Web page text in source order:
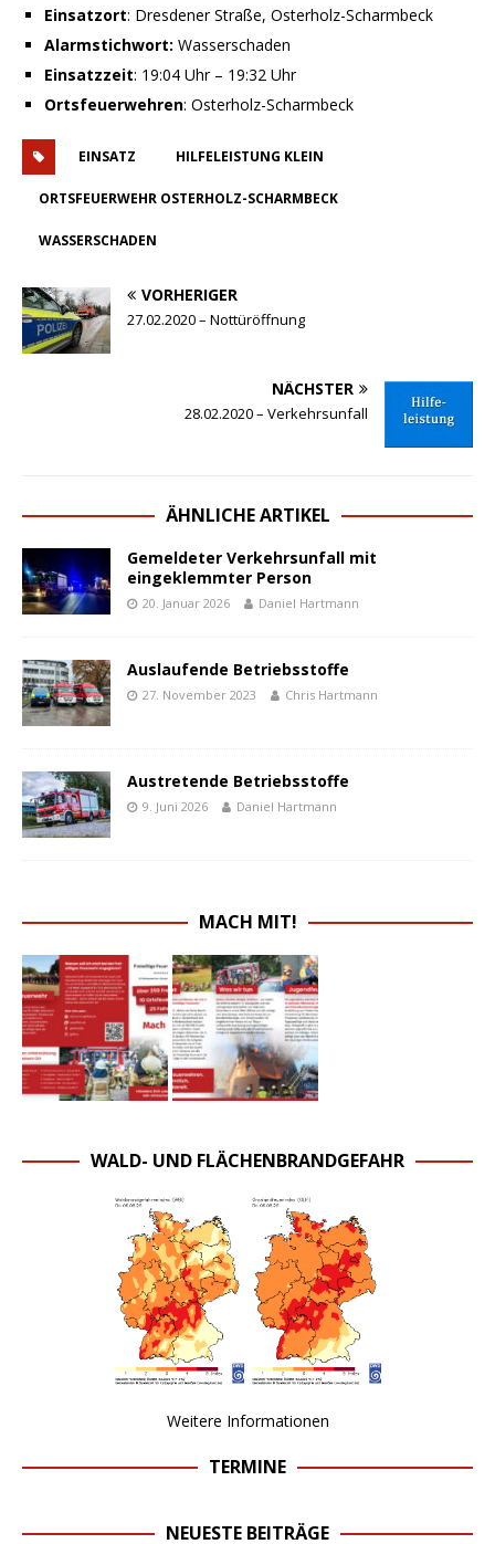
Einsatzort: Dresdener Straße, Osterholz-Scharmbeck
Alarmstichwort: Wasserschaden
Einsatzzeit: 19:04 Uhr – 19:32 Uhr
Ortsfeuerwehren: Osterholz-Scharmbeck
EINSATZ HILFELEISTUNG KLEIN
ORTSFEUERWEHR OSTERHOLZ-SCHARMBECK
WASSERSCHADEN
VORHERIGER
27.02.2020 – Nottüröffnung
NÄCHSTER
28.02.2020 – Verkehrsunfall
ÄHNLICHE ARTIKEL
Gemeldeter Verkehrsunfall mit
eingeklemmter Person
20. Januar 2026 Daniel Hartmann
Auslaufende Betriebsstoffe
27. November 2023 Chris Hartmann
Austretende Betriebsstoffe
9. Juni 2026 Daniel Hartmann
MACH MIT!
WALD- UND FLÄCHENBRANDGEFAHR
Weitere Informationen
TERMINE
NEUESTE BEITRÄGE